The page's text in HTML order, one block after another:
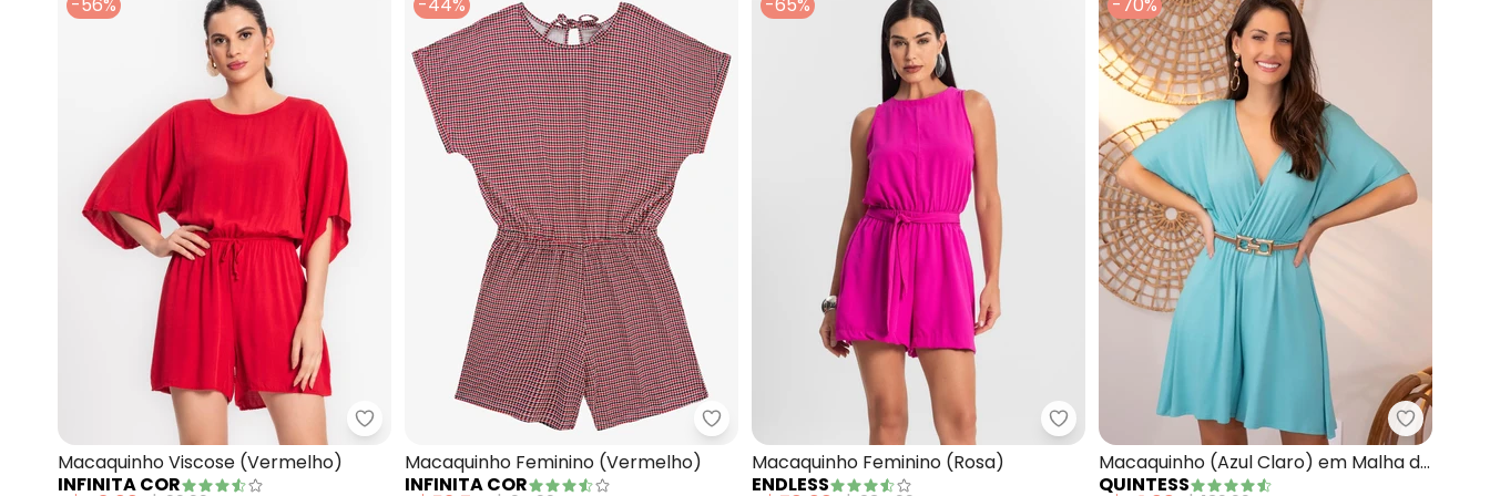
Infinita Cor - Macaquinho Viscose (Vermelho)
Macaquinho Viscose (Vermelho)
INFINITA COR
Infinita Cor - Macaquinho Feminino (Vermelho)
Macaquinho Feminino (Vermelho)
INFINITA COR
Endless - Macaquinho Feminino (Rosa)
Macaquinho Feminino (Rosa)
ENDLESS
Quintess
Macaquinho (Azul Claro) em Malha de
Viscose
QUINTESS